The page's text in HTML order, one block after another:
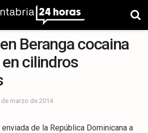
Beranga cocaina
cilindros
de marzo de 2014
de la República Dominicana a